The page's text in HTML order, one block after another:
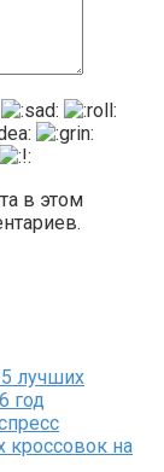
в этом
лучших
год
на